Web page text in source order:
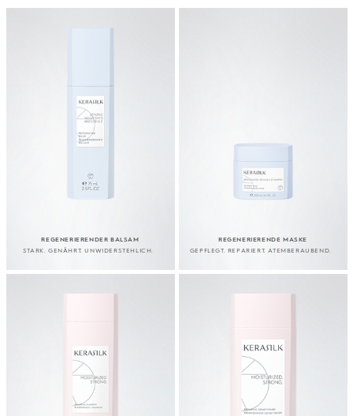
REGENERIERENDER BALSAM
STARK. GENÄHRT. UNWIDERSTEHLICH.
REGENERIERENDE MASKE
GEPFLEGT. REPARIERT. ATEMBERAUBEND.